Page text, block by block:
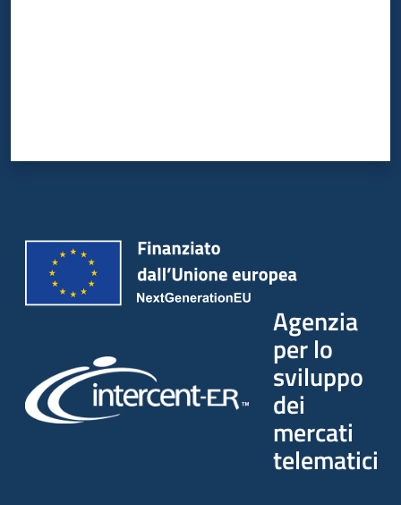
Agenzia
per lo
sviluppo
dei
mercati
telematici